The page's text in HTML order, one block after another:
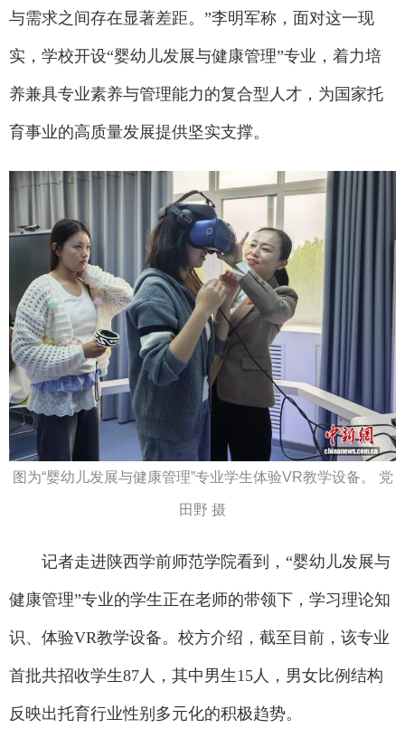
与需求之间存在显著差距。”李明军称，面对这一现
实，学校开设“婴幼儿发展与健康管理”专业，着力培
养兼具专业素养与管理能力的复合型人才，为国家托
育事业的高质量发展提供坚实支撑。
图为“婴幼儿发展与健康管理”专业学生体验VR教学设备。 党
田野 摄
记者走进陕西学前师范学院看到，“婴幼儿发展与
健康管理”专业的学生正在老师的带领下，学习理论知
识、体验VR教学设备。校方介绍，截至目前，该专业
首批共招收学生87人，其中男生15人，男女比例结构
反映出托育行业性别多元化的积极趋势。